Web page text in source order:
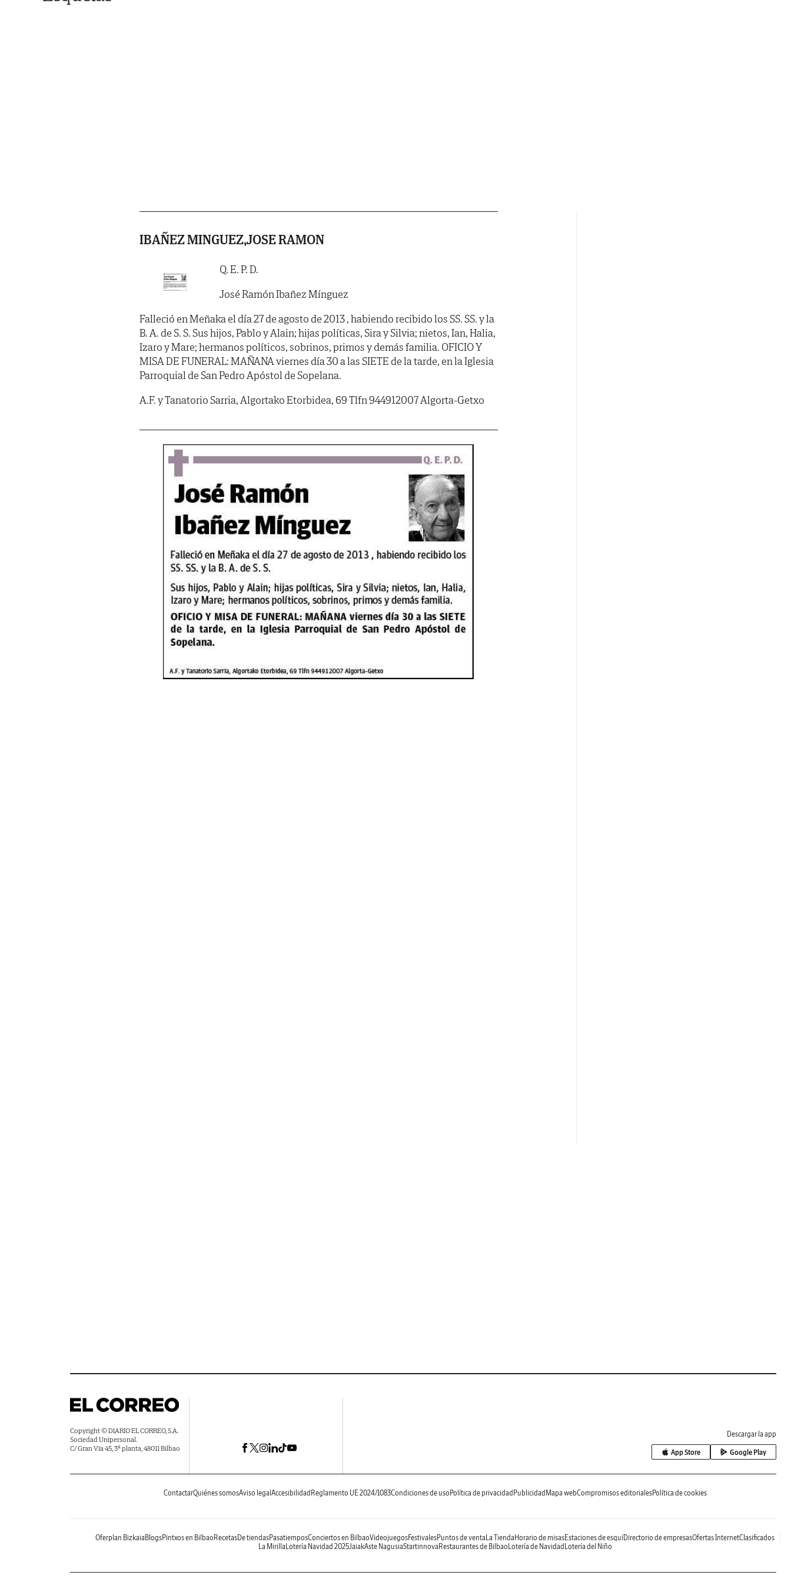
IBAÑEZ MINGUEZ,JOSE RAMON
Q. E. P. D.
José Ramón Ibañez Mínguez
Falleció en Meñaka el día 27 de agosto de 2013 , habiendo recibido los SS. SS. y la
B. A. de S. S. Sus hijos, Pablo y Alain; hijas políticas, Sira y Silvia; nietos, Ian, Halia,
Izaro y Mare; hermanos políticos, sobrinos, primos y demás familia. OFICIO Y
MISA DE FUNERAL: MAÑANA viernes día 30 a las SIETE de la tarde, en la Iglesia
Parroquial de San Pedro Apóstol de Sopelana.
A.F. y Tanatorio Sarria, Algortako Etorbidea, 69 Tlfn 944912007 Algorta-Getxo
Copyright © DIARIO EL CORREO, S.A.
Sociedad Unipersonal.
C/ Gran Vía 45, 3ª planta, 48011 Bilbao
Descargar la app
App Store Google Play
ContactarQuiénes somosAviso legal Accesibilidad Reglamento UE 2024/1083Condiciones de uso Política de privacidad Publicidad Mapa webCompromisos editorialesPolítica de cookies
Oferplan Bizkaia BlogsPintxos en Bilbao RecetasDe tiendasPasatiemposConciertos en BilbaoVideojuegosFestivalesPuntos de venta La Tienda Horario de misasEstaciones de esquíDirectorio de empresasOfertas InternetClasificados
La Mirilla Lotería Navidad 2025JaiakAste NagusiaStartinnova Restaurantes de Bilbao Lotería de Navidad Lotería del Niño